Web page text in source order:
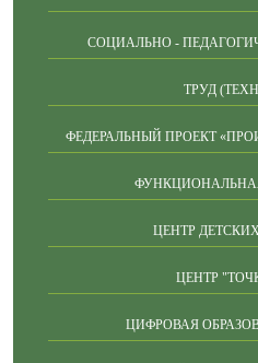
СОЦИАЛЬНО -
ТРУД
ФЕДЕРАЛЬНЫЙ ПРОЕКТ
ЦЕНТР
ЦЕНТР
ЦИФРОВАЯ